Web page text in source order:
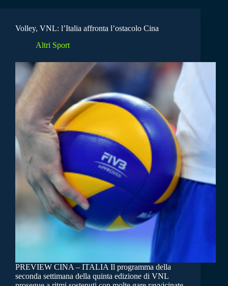
Volley, VNL: l’Italia affronta l’ostacolo Cina
Altri Sport
PREVIEW CINA – ITALIA Il programma della
seconda settimana della quinta edizione di VNL